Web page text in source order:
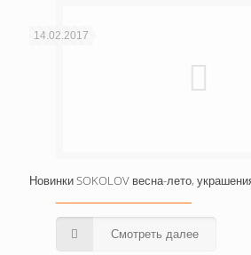
14.02.2017
Новинки SOKOLOV весна-лето,
Смотреть далее